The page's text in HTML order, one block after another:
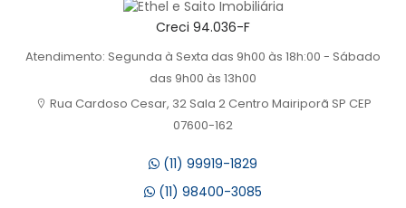
Creci 94.036-F
Atendimento: Segunda à Sexta das 9h00 às 18h:00 - Sábado
das 9h00 às 13h00
Rua Cardoso Cesar, 32 Sala 2 Centro Mairiporã SP CEP
07600-162
(11) 99919-1829
(11) 98400-3085